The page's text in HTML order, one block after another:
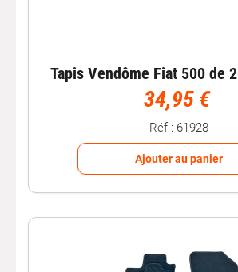
Tapis Vendôme Fiat 500 de
34,95 €
Réf : 61928
Ajouter au panier